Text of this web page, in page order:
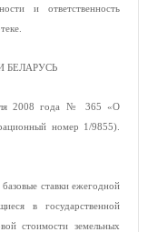
и ответственность
БЕЛАРУСЬ
2008 года № 365 «О
номер 1/9855).
ставки ежегодной
в государственной
стоимости земельных